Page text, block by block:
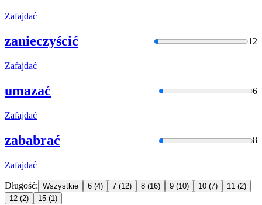
Zafajdać
zanieczyścić 12
Zafajdać
umazać 6
Zafajdać
zababrać 8
Zafajdać
Długość: Wszystkie 6 (4) 7 (12) 8 (16) 9 (10) 10 (7) 11 (2)
12 (2) 15 (1)